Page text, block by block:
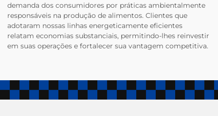
demanda dos consumidores por práticas ambientalmente
responsáveis na produção de alimentos. Clientes que
adotaram nossas linhas energeticamente eficientes
relatam economias substanciais, permitindo-lhes reinvestir
em suas operações e fortalecer sua vantagem competitiva.